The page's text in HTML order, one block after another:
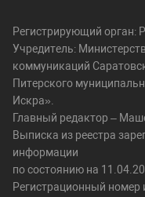
Регистрирующий орган:
Учредитель:
коммуникаций
Питерского
Искра».
Главный редактор –
Выписка из реестра
информации
по состоянию на
Регистрационный номер